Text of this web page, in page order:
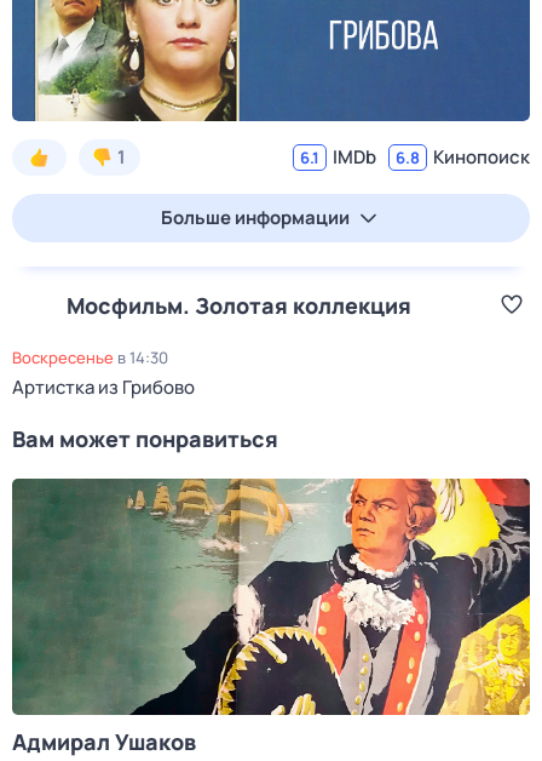
1 6.1 IMDb 6.8 Кинопоиск
Больше информации
Мосфильм. Золотая коллекция
воскресенье в14:30
Артистка из Грибово
Вам может понравиться
Адмирал Ушаков